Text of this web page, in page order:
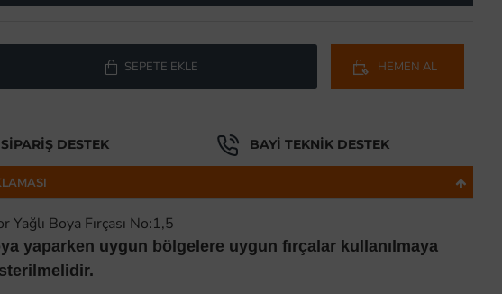
SEPETE EKLE HEMEN AL
DESTEK BAYI TEKNIK DESTEK
Yağlı Boya Fırçası No:1,5
yaparken uygun bölgelere uygun fırçalar kullanılmaya